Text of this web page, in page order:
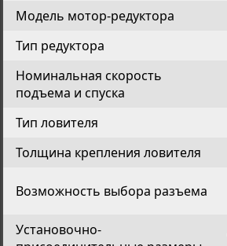
Модель мотор-редуктора
Тип редуктора
Номинальная скорость
подъема и спуска
Тип ловителя
Толщина крепления ловителя
Возможность выбора разъема
Установочно-